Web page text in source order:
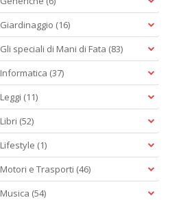
Giardinaggio (16)
Gli speciali di Mani di Fata (83)
Informatica (37)
Leggi (11)
Libri (52)
Lifestyle (1)
Motori e Trasporti (46)
Musica (54)